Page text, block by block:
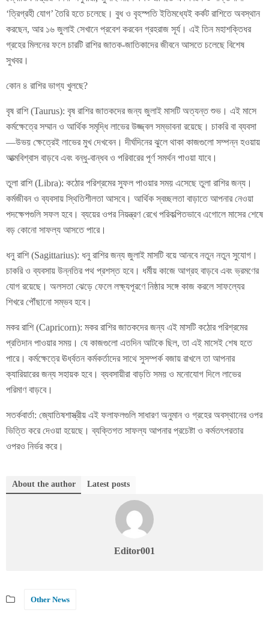
‘ত্রিগ্রহী যোগ’ তৈরি হতে চলেছে। বুধ ও বৃহস্পতি ইতিমধ্যেই কর্কট রাশিতে অবস্থান
করছেন, আর ১৬ জুলাই সেখানে প্রবেশ করবেন গ্রহরাজ সূর্য। এই তিন মহাশক্তিধর
গ্রহের মিলনের ফলে চারটি রাশির জাতক-জাতিকাদের জীবনে আসতে চলেছে বিশেষ
সুখবর।
কোন ৪ রাশির ভাগ্য খুলছে?
বৃষ রাশি (Taurus): বৃষ রাশির জাতকদের জন্য জুলাই মাসটি অত্যন্ত শুভ। এই মাসে
কর্মক্ষেত্রে সম্মান ও আর্থিক সমৃদ্ধি লাভের উজ্জ্বল সম্ভাবনা রয়েছে। চাকরি বা ব্যবসা
—উভয় ক্ষেত্রেই লাভের মুখ দেখবেন। দীর্ঘদিনের ঝুলে থাকা কাজগুলো সম্পন্ন হওয়ায়
আত্মবিশ্বাস বাড়বে এবং বন্ধু-বান্ধব ও পরিবারের পূর্ণ সমর্থন পাওয়া যাবে।
তুলা রাশি (Libra): কঠোর পরিশ্রমের সুফল পাওয়ার সময় এসেছে তুলা রাশির জন্য।
কর্মজীবন ও ব্যবসায় স্থিতিশীলতা আসবে। আর্থিক স্বচ্ছলতা বাড়াতে আপনার নেওয়া
পদক্ষেপগুলি সফল হবে। ব্যয়ের ওপর নিয়ন্ত্রণ রেখে পরিকল্পিতভাবে এগোলে মাসের শেষে
বড় কোনো সাফল্য আসতে পারে।
ধনু রাশি (Sagittarius): ধনু রাশির জন্য জুলাই মাসটি বয়ে আনবে নতুন নতুন সুযোগ।
চাকরি ও ব্যবসায় উন্নতির পথ প্রশস্ত হবে। ধর্মীয় কাজে আগ্রহ বাড়বে এবং ভ্রমণের
যোগ রয়েছে। অলসতা ঝেড়ে ফেলে লক্ষ্যপূরণে নিষ্ঠার সঙ্গে কাজ করলে সাফল্যের
শিখরে পৌঁছানো সম্ভব হবে।
মকর রাশি (Capricorn): মকর রাশির জাতকদের জন্য এই মাসটি কঠোর পরিশ্রমের
প্রতিদান পাওয়ার সময়। যে কাজগুলো এতদিন আটকে ছিল, তা এই মাসেই শেষ হতে
পারে। কর্মক্ষেত্রে ঊর্ধ্বতন কর্মকর্তাদের সাথে সুসম্পর্ক বজায় রাখলে তা আপনার
ক্যারিয়ারের জন্য সহায়ক হবে। ব্যবসায়ীরা বাড়তি সময় ও মনোযোগ দিলে লাভের
পরিমাণ বাড়বে।
সতর্কবার্তা: জ্যোতিষশাস্ত্রীয় এই ফলাফলগুলি সাধারণ অনুমান ও গ্রহের অবস্থানের ওপর
ভিত্তি করে দেওয়া হয়েছে। ব্যক্তিগত সাফল্য আপনার প্রচেষ্টা ও কর্মতৎপরতার
ওপরও নির্ভর করে।
About the author Latest posts
Editor001
Other News